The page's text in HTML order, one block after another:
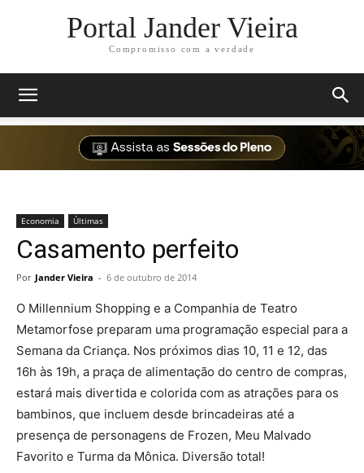
Portal Jander Vieira
Compromisso com a verdade
Economia Últimas
Casamento perfeito
Por Jander Vieira - 6 de outubro de 2014
O Millennium Shopping e a Companhia de Teatro
Metamorfose preparam uma programação especial para a
Semana da Criança. Nos próximos dias 10, 11 e 12, das
16h às 19h, a praça de alimentação do centro de compras,
estará mais divertida e colorida com as atrações para os
bambinos, que incluem desde brincadeiras até a
presença de personagens de Frozen, Meu Malvado
Favorito e Turma da Mônica. Diversão total!